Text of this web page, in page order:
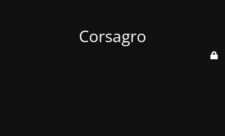
Corsagro